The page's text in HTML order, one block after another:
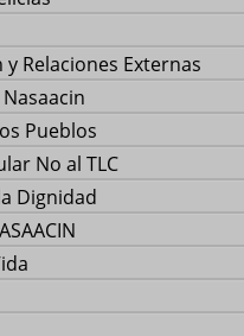
Relaciones Externas
Pueblos
No al TLC
Dignidad